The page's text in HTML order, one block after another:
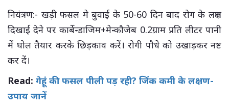
नियंत्रण:- खड़ी फसल मे बुवाई के 50-60 दिन बाद रोग के लक्षण
दिखाई देने पर कार्बेन्डाजिम+मेन्कौजेब 0.2ग्राम प्रति लीटर पानी
में घोल तैयार करके छिड़काव करें। रोगी पौधे को उखाड़कर नष्ट
कर दें।
Read: गेहूं की फसल पीली पड़ रही? जिंक कमी के लक्षण-
उपाय जानें